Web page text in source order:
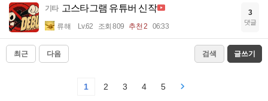
기타 고스타그램 유튜버 신작
류햬 Lv.62 조회 809 추천 2 06:33
3
댓글
최근 다음 검색 글쓰기
1 2 3 4 5